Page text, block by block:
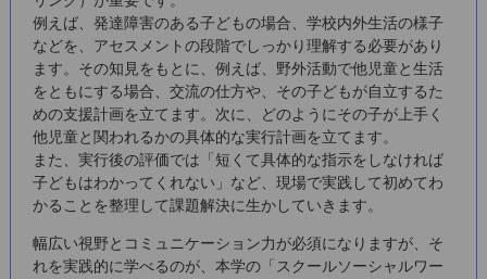
例えば、発達障害のある子どもの場合、学校内外生活の様子
などを、アセスメントの段階でしっかり理解する必要があり
ます。その知見をもとに、例えば、野外活動で他児童と生活
をともにする場合、交流の仕方や、その子どもが自立するた
めの支援計画を立てます。次に、どのようにその子が上手く
他児童と関われるかの具体的な実行計画を立てます。
また、実行後の評価では「短くて具体的な指示をしなければ
子どもはわかってくれない」など、現場で実践して初めてわ
かることを整理して課題解決に生かしていきます。
幅広い視野とコミュニケーション力が必須になりますが、そ
れを実践的に学べるのが、本学の「スクールソーシャルワー